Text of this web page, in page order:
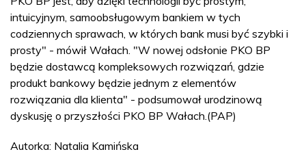
intuicyjnym, samoobsługowym bankiem w tych
codziennych sprawach, w których bank musi być szybki i
prosty" - mówił Wałach. "W nowej odsłonie PKO BP
będzie dostawcą kompleksowych rozwiązań, gdzie
produkt bankowy będzie jednym z elementów
rozwiązania dla klienta" - podsumował urodzinową
dyskusję o przyszłości PKO BP Wałach.(PAP)
Autorka: Natalia Kamińska